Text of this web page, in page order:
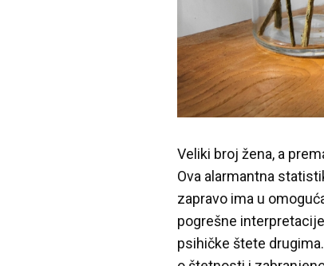
Veliki broj žena, a
Ova alarmantna
zapravo ima u
pogrešne
psihičke štete